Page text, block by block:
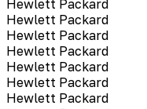
Hewlett Packard
Hewlett Packard
Hewlett Packard
Hewlett Packard
Hewlett Packard
Hewlett Packard
Hewlett Packard